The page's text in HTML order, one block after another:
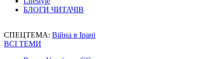
БЛОГИ ЧИТАЧІВ
СПЕЦТЕМА: Війна в Ірані
ВСІ ТЕМИ